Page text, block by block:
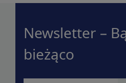
Newsletter –
bieżąco